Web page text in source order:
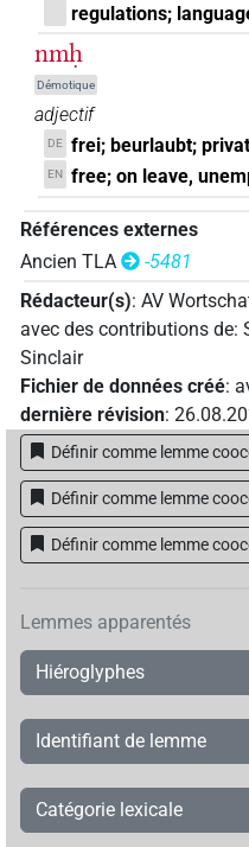
regulations;
nmḥ
Démotique
adjectif
DE frei; beurlaubt;
EN free; on leave,
Références externes
Ancien TLA
-5481
Rédacteur(s): AV
avec des contributions de:
Sinclair
Fichier de données créé:
dernière révision:
Définir comme lemme
Définir comme lemme
Définir comme lemme
Lemmes apparentés
Hiéroglyphes
Identifiant de lemme
Catégorie lexicale